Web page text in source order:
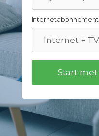
Internetabonnement